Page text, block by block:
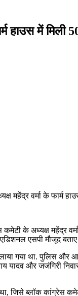
हाउस में मिली
महेंद्र वर्मा के फार्म
के अध्यक्ष महेंद्र
एसपी मौजूद
गया था. पुलिस
यादव और जजंगिरी
जिसे ब्लॉक कांग्रेस